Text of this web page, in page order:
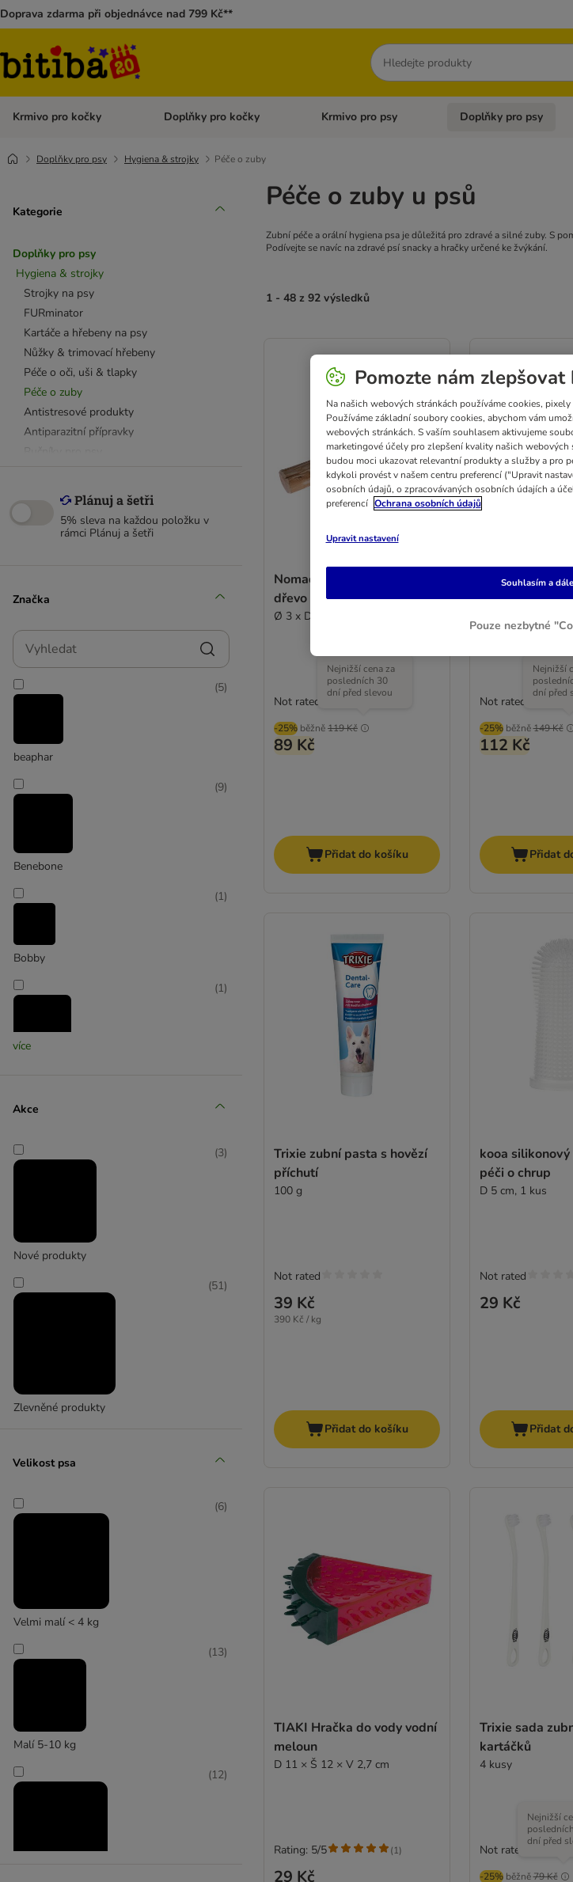
Doprava zdarma při objednávce nad 799 Kč**
Hledat
Krmivo pro kočky Otevřít menu: Krmivo pro kočky
Doplňky pro kočky Otevřít menu: Doplňky pro kočky
Krmivo pro psy Otevřít menu: Krmivo pro
Doplňky pro psy
Doplňky pro psy Hygiena & strojky Péče o zuby
Kategorie
Doplňky pro psy
Hygiena & strojky
Strojky na psy
FURminator
Kartáče a hřebeny na psy
Nůžky & trimovací hřebeny
Péče o oči, uši & tlapky
Péče o zuby
Antistresové produkty
Antiparazitní přípravky
Odstraňovače skvrn a zápachu
Domácí lékárnička
5% sleva na každou položku v
rámci Plánuj a šetři
Značka
Vyhledat
beaphar
(5)
Benebone
(9)
Bobby
(1)
(1)
dentaVet
více
Akce
Nové produkty
(3)
Zlevněné produkty
(51)
Velikost psa
Velmi malí < 4 kg
(6)
Malí 5-10 kg
(13)
(12)
Péče o zuby u psů
Zubní péče a orální hygiena psa je důležitá pro zdravé a silné zuby. S
Podívejte se navíc na zdravé psí snacky a hračky určené ke žvýkání.
1 - 48 z 92 výsledků
Nomad Tales Calma liči
dřevo pro psy
Ø 3 x D 20 cm
-25% běžně119 Kč
Nejnižší cena za
posledních 30
dní před slevou
89 Kč
Not rated
Přidat do košíku
kooa návleky
péči o zuby
-25% běžně149 Kč
Nejnižší
dní před
112 Kč
Not rated
Přidat
Trixie zubní pasta s hovězí
příchutí
100 g
39 Kč
390 Kč / kg
Not rated
Přidat do košíku
kooa
péči o chrup
D 5 cm, 1 kus
29 Kč
Not rated
Přidat
TIAKI Hračka do vody vodní
meloun
D 11 × Š 12 × V 2,7 cm
29 Kč
Rating: 5/5 (1)
Trixie sada
kartáčků
4 kusy
-25% běžně79 Kč
Nejnižší
dní před
Not rated
Pomozte nám zlepšovat
Na našich webových stránkách používáme cookies,
Používáme základní soubory cookies, abychom vám
webových stránkách. S vaším souhlasem aktivujeme
marketingové účely pro zlepšení kvality našich webových
budou moci ukazovat relevantní produkty a služby a pro
kdykoli provést v našem centru preferencí ("Upravit
osobních údajů, o zpracovávaných osobních údajích a
preferencí Ochrana osobních údajů
Upravit nastavení
Pouze nezbytné
Souhlasím a dále